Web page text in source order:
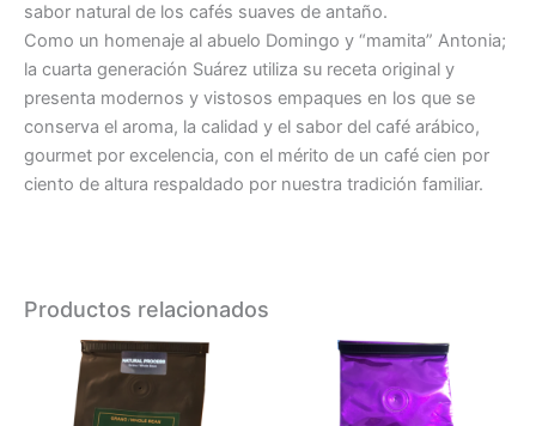
sabor natural de los cafés suaves de antaño.
Como un homenaje al abuelo Domingo y “mamita” Antonia;
la cuarta generación Suárez utiliza su receta original y
presenta modernos y vistosos empaques en los que se
conserva el aroma, la calidad y el sabor del café arábico,
gourmet por excelencia, con el mérito de un café cien por
ciento de altura respaldado por nuestra tradición familiar.
Productos relacionados
producto
tiene